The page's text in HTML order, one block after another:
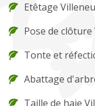
Etêtage
Pose de clôture
Tonte et
Abattage
Taille de haie